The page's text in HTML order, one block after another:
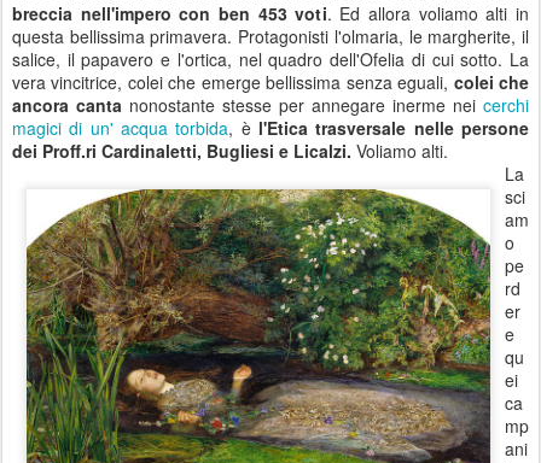
breccia nell'impero con ben 453 voti. Ed allora voliamo alti in
questa bellissima primavera. Protagonisti l'olmaria, le margherite, il
salice, il papavero e l'ortica, nel quadro dell'Ofelia di cui sotto. La
vera vincitrice, colei che emerge bellissima senza eguali, colei che
ancora canta nonostante stesse per annegare inerme nei cerchi
magici di un' acqua torbida, è l'Etica trasversale nelle persone
dei Proff.ri Cardinaletti, Bugliesi e Licalzi. Voliamo alti.
La
sci
am
o
pe
rd
er
e
qu
ei
ca
mp
ani